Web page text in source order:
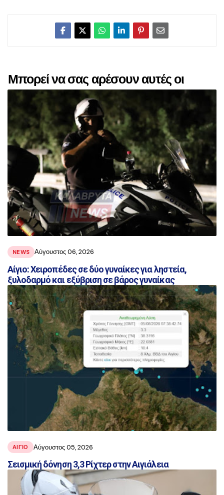
Μπορεί να σας αρέσουν αυτές οι
αναρτήσεις
NEWS Αύγουστος 06, 2026
Αίγιο: Χειροπέδες σε δύο γυναίκες για ληστεία,
ξυλοδαρμό και εξύβριση σε βάρος γυναίκας
ΑΙΓΙΟ Αύγουστος 05, 2026
Σεισμική δόνηση 3,3 Ρίχτερ στην Αιγιάλεια